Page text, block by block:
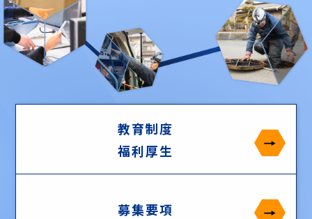
教育制度
福利厚生
募集要項